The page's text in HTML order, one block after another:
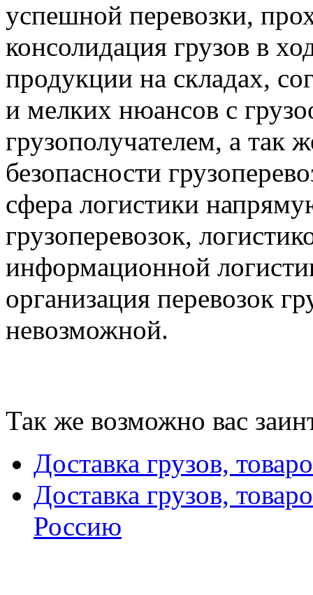
успешной перевозки,
консолидация грузов в
продукции на складах,
и мелких нюансов с
грузополучателем, а так
безопасности
сфера логистики
грузоперевозок,
информационной
организация перевозок
невозможной.
Так же возможно вас
Доставка грузов,
Доставка грузов,
Россию